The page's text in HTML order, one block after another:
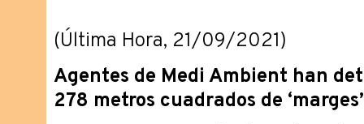
(Última Hora, 21/09/2021)
Agentes de Medi Ambient han
278 metros cuadrados de ‘marges’